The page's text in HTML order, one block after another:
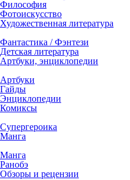
Философия
Фотоискусство
Художественная литература
Фантастика / Фэнтези
Детская литература
Артбуки, энциклопедии
Артбуки
Гайды
Энциклопедии
Комиксы
Супергероика
Манга
Манга
Ранобэ
Обзоры и рецензии